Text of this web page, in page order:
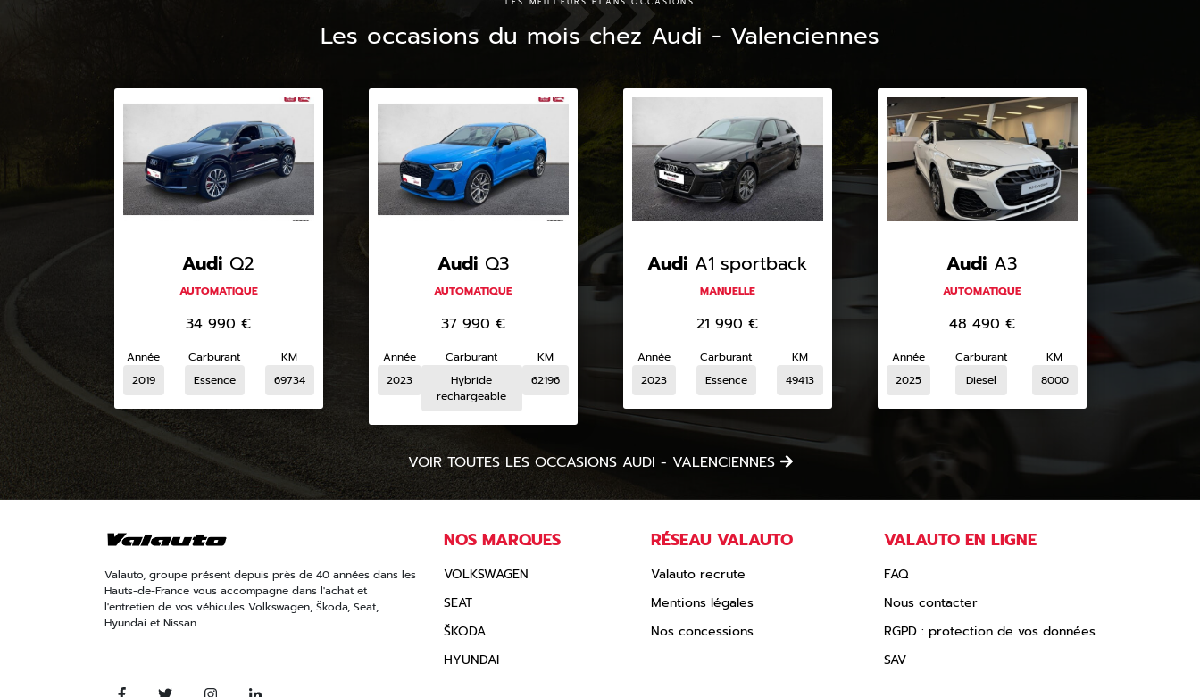
Les occasions du mois chez Audi - Valenciennes
Audi Q2
AUTOMATIQUE
34 990 €
Année
2019
Carburant
Essence
KM
69734
Audi Q3
AUTOMATIQUE
37 990 €
Année
2023
Carburant
Hybride
rechargeable
KM
62196
Audi A1 sportback
MANUELLE
21 990 €
Année
2023
Carburant
Essence
KM
49413
Audi A3
AUTOMATIQUE
48 490 €
Année
2025
Carburant
Diesel
KM
8000
VOIR TOUTES LES OCCASIONS AUDI - VALENCIENNES
Valauto, groupe présent depuis près de 40 années dans les
Hauts-de-France vous accompagne dans l'achat et
l'entretien de vos véhicules Volkswagen, Škoda, Seat,
Hyundai et Nissan.
NOS MARQUES
VOLKSWAGEN
SEAT
ŠKODA
HYUNDAI
RÉSEAU VALAUTO
Valauto recrute
Mentions légales
Nos concessions
VALAUTO EN LIGNE
FAQ
Nous contacter
RGPD : protection de vos données
SAV